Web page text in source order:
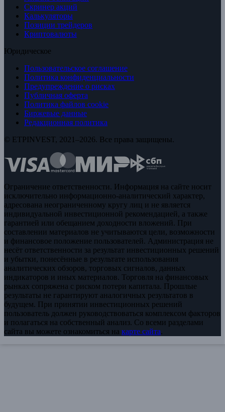
Скринер акций
Калькуляторы
Позиции трейдеров
Криптовалюты
Юридическое
Пользовательское соглашение
Политика конфиденциальности
Предупреждение о рисках
Публичная оферта
Политика файлов cookie
Биржевые данные
Редакционная политика
© ETPINVEST, 2021–2026. Все права защищены.
Ограничение ответственности. Информация на сайте носит
исключительно информационно-аналитический характер,
адресована неограниченному кругу лиц и не является
индивидуальной инвестиционной рекомендацией, а также
гарантией или обещанием доходности вложений. При
составлении материалов не учитываются цели, возможности
и финансовое положение пользователей. Администрация не
несёт ответственности за результат инвестиционных решений
и убытки, понесённые в результате использования
аналитических обзоров, торговых сигналов, данных
индикаторов и иных материалов. Торговля на финансовых
рынках сопряжена с риском потери капитала. Прошлые
результаты не гарантируют аналогичных результатов в
будущем. При принятии инвестиционных решений
пользователь должен руководствоваться комплексом факторов
и полагаться на собственный анализ. Со всеми разделами
сайта вы можете ознакомиться на карте сайта.